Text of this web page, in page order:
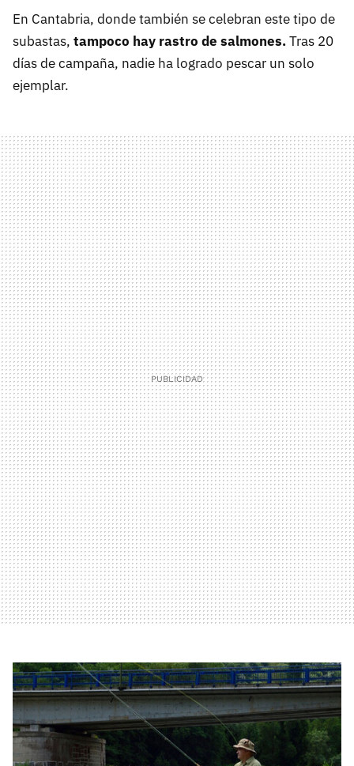
En Cantabria, donde también se celebran este tipo de
subastas, tampoco hay rastro de salmones.Tras 20
días de campaña, nadie ha logrado pescar un solo
ejemplar.